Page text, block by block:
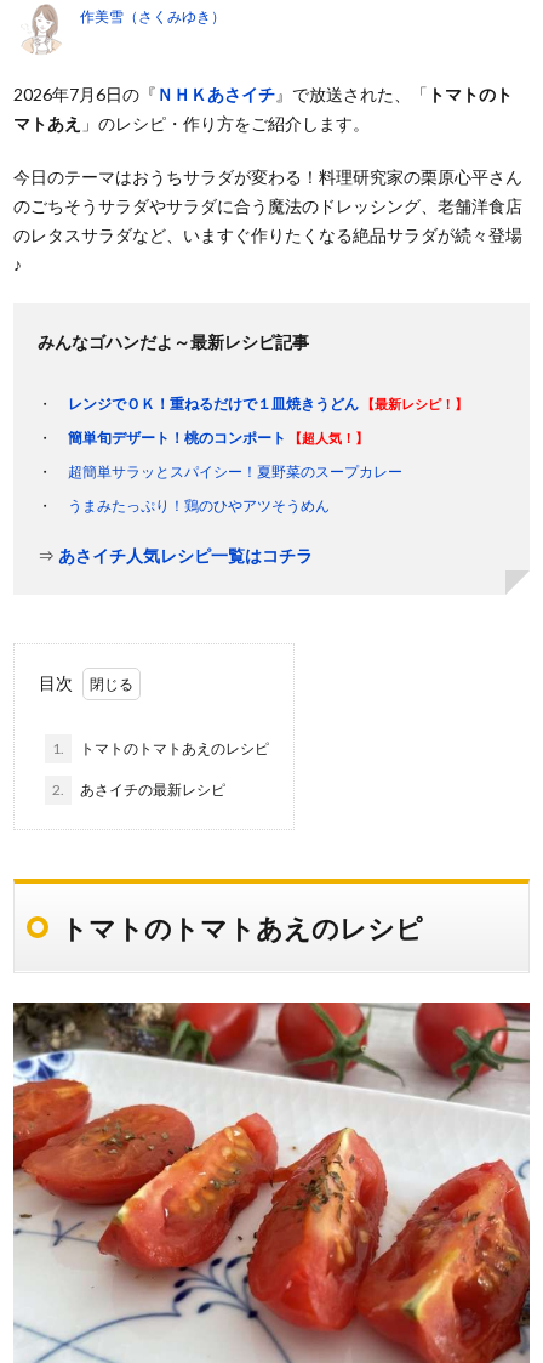
作美雪（さくみゆき）
2026年7月6日の『 ＮＨＫあさイチ』で放送された、「 トマトのト
マトあえ 」のレシピ・作り方をご紹介します。
今日のテーマはおうちサラダが変わる！料理研究家の栗原心平さん
のごちそうサラダやサラダに合う魔法のドレッシング、老舗洋食店
のレタスサラダなど、いますぐ作りたくなる絶品サラダが続々登場
♪
みんなゴハンだよ～最新レシピ記事
レンジでＯＫ！重ねるだけで１皿焼きうどん 【最新レシピ！】
簡単旬デザート！桃のコンポート 【超人気！】
超簡単サラッとスパイシー！夏野菜のスープカレー
うまみたっぷり！鶏のひやアツそうめん
⇒ あさイチ人気レシピ一覧はコチラ
目次
1. トマトのトマトあえのレシピ
2. あさイチの最新レシピ
トマトのトマトあえのレシピ